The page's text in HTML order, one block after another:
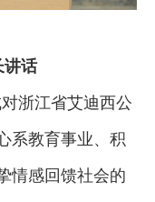
话
浙江省艾迪西公
系教育事业、积
情感回馈社会的